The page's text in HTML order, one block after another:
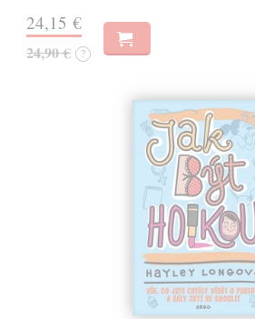
24,15 €
24,90 € ?